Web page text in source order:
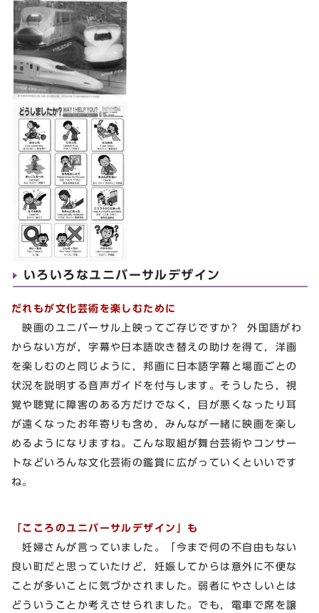
いろいろなユニバーサルデザイン
だれもが文化芸術を楽しむために
映画のユニバーサル上映ってご存じですか? 外国語がわ
からない方が，字幕や日本語吹き替えの助けを得て，洋画
を楽しむのと同じように，邦画に日本語字幕と場面ごとの
状況を説明する音声ガイドを付与します。そうしたら，視
覚や聴覚に障害のある方だけでなく，目が悪くなったり耳
が遠くなったお年寄りも含め，みんなが一緒に映画を楽し
めるようになりますね。こんな取組が舞台芸術やコンサー
トなどいろんな文化芸術の鑑賞に広がっていくといいです
ね。
「こころのユニバーサルデザイン」も
妊婦さんが言っていました。「今まで何の不自由もない
良い町だと思っていたけど，妊娠してからは意外に不便な
ことが多いことに気づかされました。弱者にやさしいとは
どういうことか考えさせられました。でも，電車で席を譲